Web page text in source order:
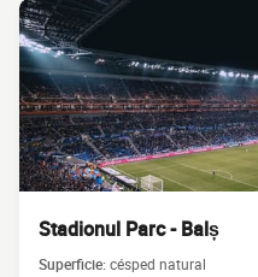
Stadionul Parc - Balș
Superficie:césped natural